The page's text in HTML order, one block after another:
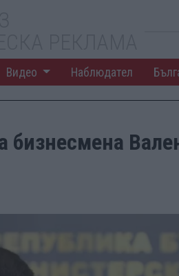
Видео Наблюдател
бизнесмена